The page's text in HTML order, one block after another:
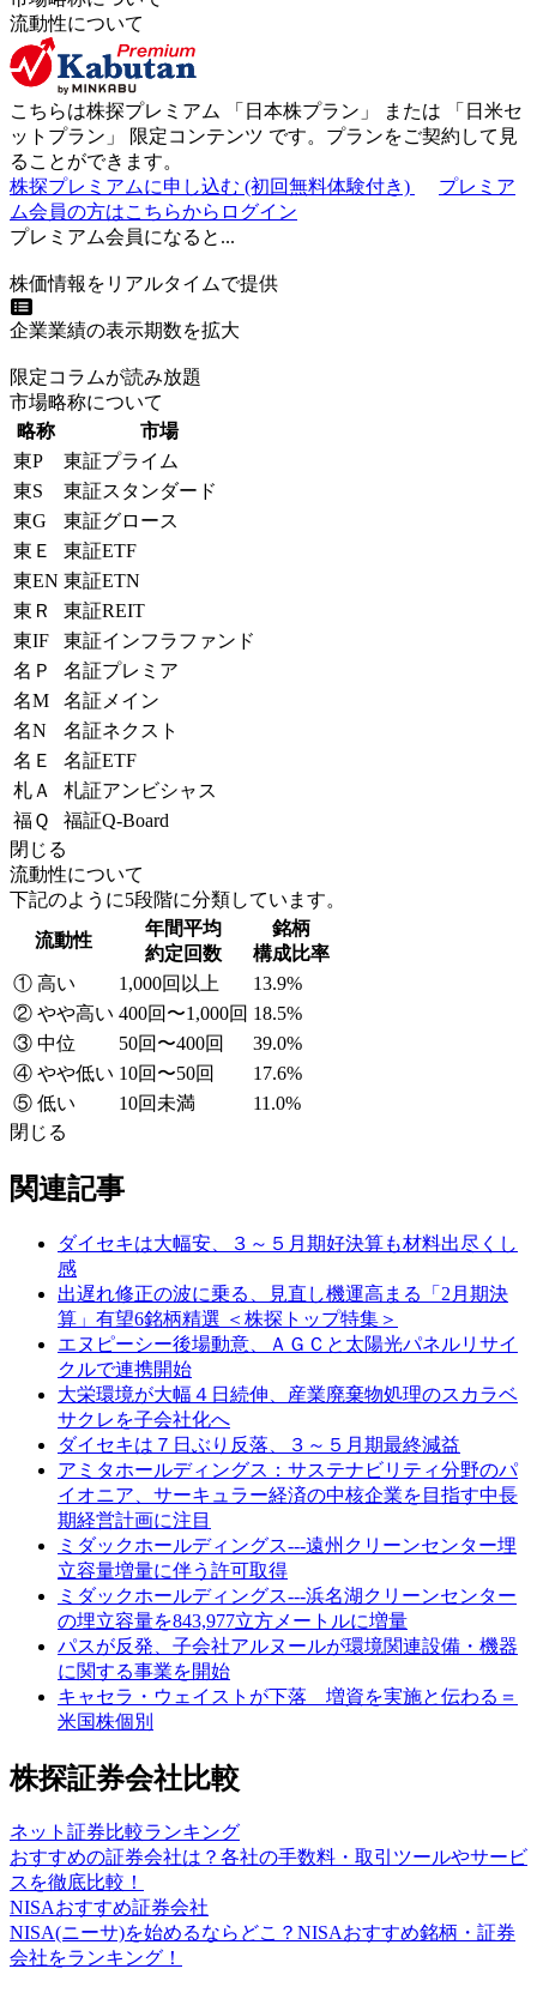
流動性について
こちらは株探プレミアム 「 日本株プラン 」 または 「 日米セ
ットプラン 」 限定コンテンツ です。プランをご契約して見
ることができます。
株探プレミアムに申し込む (初回無料体験付き)
プレミア
ム会員の方はこちらからログイン
プレミアム会員になると...
株価情報をリアルタイムで提供
企業業績の表示期数を拡大
限定コラムが読み放題
市場略称について
略称
市場
東P
東証プライム
東S
東証スタンダード
東G
東証グロース
東Ｅ
東証ETF
東EN 東証ETN
東Ｒ
東証REIT
東IF
東証インフラファンド
名Ｐ
名証プレミア
名M
名証メイン
名N
名証ネクスト
名Ｅ
名証ETF
札Ａ
札証アンビシャス
福Ｑ
福証Q-Board
閉じる
流動性について
下記のように5段階に分類しています。
流動性
年間平均
約定回数
銘柄
構成比率
① 高い
1,000回以上
13.9%
② やや高い 400回〜1,000回 18.5%
③ 中位
50回〜400回
39.0%
④ やや低い 10回〜50回
17.6%
⑤ 低い
10回未満
11.0%
閉じる
関連記事
ダイセキは大幅安、３～５月期好決算も材料出尽くし
感
出遅れ修正の波に乗る、見直し機運高まる「2月期決
算」有望6銘柄精選 ＜株探トップ特集＞
エヌピーシー後場動意、ＡＧＣと太陽光パネルリサイ
クルで連携開始
大栄環境が大幅４日続伸、産業廃棄物処理のスカラベ
サクレを子会社化へ
ダイセキは７日ぶり反落、３～５月期最終減益
アミタホールディングス：サステナビリティ分野のパ
イオニア、サーキュラー経済の中核企業を目指す中長
期経営計画に注目
ミダックホールディングス---遠州クリーンセンター埋
立容量増量に伴う許可取得
ミダックホールディングス---浜名湖クリーンセンター
の埋立容量を843,977立方メートルに増量
パスが反発、子会社アルヌールが環境関連設備・機器
に関する事業を開始
キャセラ・ウェイストが下落 増資を実施と伝わる＝
米国株個別
株探証券会社比較
ネット証券比較ランキング
おすすめの証券会社は？各社の手数料・取引ツールやサービ
スを徹底比較！
NISAおすすめ証券会社
NISA(ニーサ)を始めるならどこ？NISAおすすめ銘柄・証券
会社をランキング！